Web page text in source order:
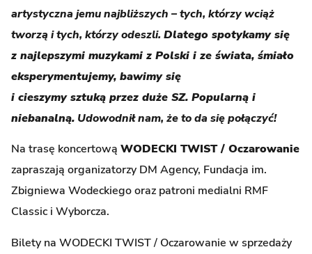
artystyczna jemu najbliższych – tych, którzy wciąż
tworzą i tych, którzy odeszli. Dlatego spotykamy się
z najlepszymi muzykami z Polski i ze świata, śmiało
eksperymentujemy, bawimy się
i cieszymy sztuką przez duże SZ. Popularną i
niebanalną. Udowodnił nam, że to da się połączyć!
Na trasę koncertową WODECKI TWIST / Oczarowanie
zapraszają organizatorzy DM Agency, Fundacja im.
Zbigniewa Wodeckiego oraz patroni medialni RMF
Classic i Wyborcza.
Bilety na WODECKI TWIST / Oczarowanie w sprzedaży